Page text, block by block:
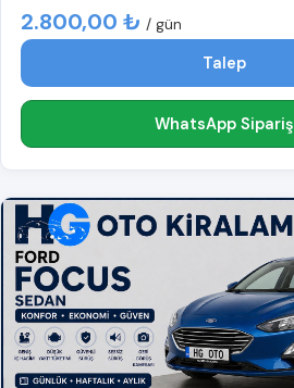
2.800,00 ₺ / gün
Talep
WhatsApp Sipariş